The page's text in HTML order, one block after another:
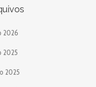
2026
2025
2025